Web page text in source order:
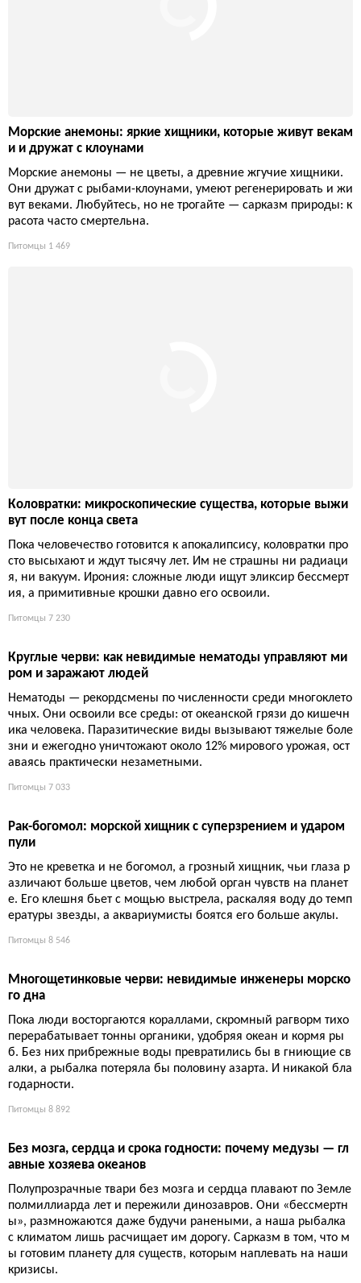
Морские анемоны: яркие хищники, которые живут векам
и и дружат с клоунами
Морские анемоны — не цветы, а древние жгучие хищники.
Они дружат с рыбами-клоунами, умеют регенерировать и жи
вут веками. Любуйтесь, но не трогайте — сарказм природы: к
расота часто смертельна.
Питомцы 1 469
Коловратки: микроскопические существа, которые выжи
вут после конца света
Пока человечество готовится к апокалипсису, коловратки про
сто высыхают и ждут тысячу лет. Им не страшны ни радиаци
я, ни вакуум. Ирония: сложные люди ищут эликсир бессмерт
ия, а примитивные крошки давно его освоили.
Питомцы 7 230
Круглые черви: как невидимые нематоды управляют ми
Нематоды — рекордсмены по численности среди многоклето
чных. Они освоили все среды: от океанской грязи до кишечн
ика человека. Паразитические виды вызывают тяжелые боле
зни и ежегодно уничтожают около 12% мирового урожая, ост
Рак-богомол: морской хищник с суперзрением и ударом
пули
Это не креветка и не богомол, а грозный хищник, чьи глаза р
азличают больше цветов, чем любой орган чувств на планет
е. Его клешня бьет с мощью выстрела, раскаляя воду до темп
ературы звезды, а аквариумисты боятся его больше акулы.
Многощетинковые черви: невидимые инженеры морско
го дна
Пока люди восторгаются кораллами, скромный рагворм тихо
перерабатывает тонны органики, удобряя океан и кормя ры
б. Без них прибрежные воды превратились бы в гниющие св
алки, а рыбалка потеряла бы половину азарта. И никакой бла
Питомцы 8 892